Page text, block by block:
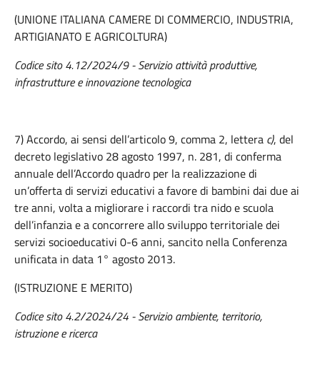
(UNIONE ITALIANA CAMERE DI COMMERCIO, INDUSTRIA,
ARTIGIANATO E AGRICOLTURA)
Codice sito 4.12/2024/9 - Servizio attività produttive,
infrastrutture e innovazione tecnologica
7) Accordo, ai sensi dell’articolo 9, comma 2, lettera c), del
decreto legislativo 28 agosto 1997, n. 281, di conferma
annuale dell’Accordo quadro per la realizzazione di
un’offerta di servizi educativi a favore di bambini dai due ai
tre anni, volta a migliorare i raccordi tra nido e scuola
dell’infanzia e a concorrere allo sviluppo territoriale dei
servizi socioeducativi 0-6 anni, sancito nella Conferenza
unificata in data 1° agosto 2013.
(ISTRUZIONE E MERITO)
Codice sito 4.2/2024/24 - Servizio ambiente, territorio,
istruzione e ricerca